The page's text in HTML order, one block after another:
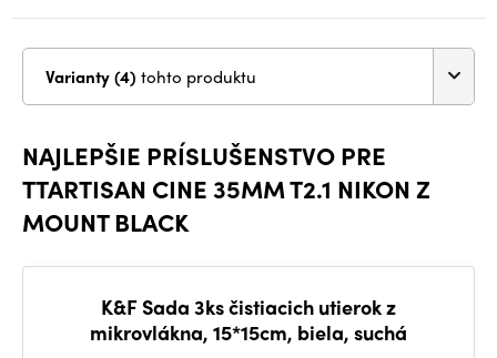
Varianty (4) tohto produktu
NAJLEPŠIE PRÍSLUŠENSTVO PRE
TTARTISAN CINE 35MM T2.1 NIKON Z
MOUNT BLACK
K&F Sada 3ks čistiacich utierok z
mikrovlákna, 15*15cm, biela, suchá